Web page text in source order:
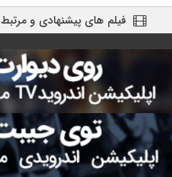
فیلم های پیشنهادی و مرتبط